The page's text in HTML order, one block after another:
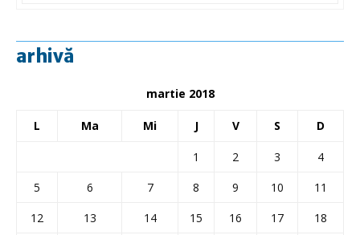
arhivă
martie 2018
L Ma Mi J V S D
1 2 3
4
5
6 7 8 9 10
11
12
13 14 15 16 17
18